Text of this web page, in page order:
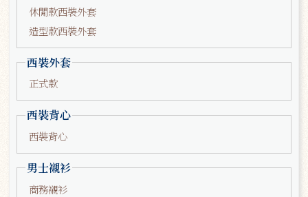
休閒款西裝外套
造型款西裝外套
西裝外套
正式款
西裝背心
西裝背心
男士襯衫
商務襯衫